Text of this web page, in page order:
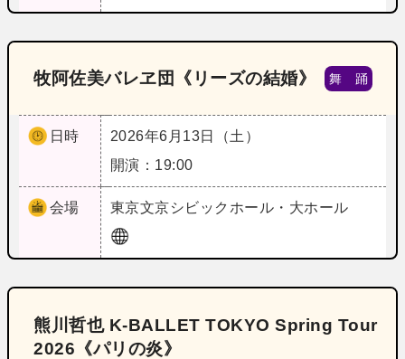
牧阿佐美バレヱ団《リーズの結婚》 舞 踊
日時
2026年6月13日（土）
開演：19:00
会場 東京文京シビックホール・大ホール
熊川哲也 K-BALLET TOKYO Spring Tour
2026《パリの炎》